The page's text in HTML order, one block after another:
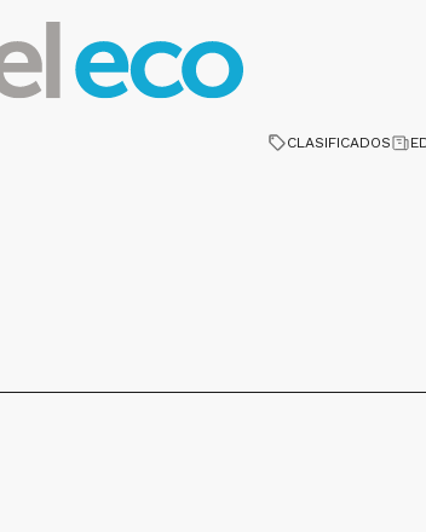
CLASIFICADOS